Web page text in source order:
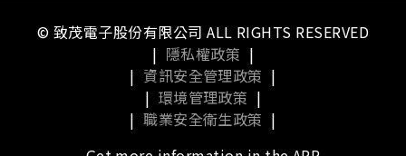
© 致茂電子股份有限公司 ALL RIGHTS RESERVED
| 隱私權政策 |
| 資訊安全管理政策 |
| 環境管理政策 |
| 職業安全衛生政策 |